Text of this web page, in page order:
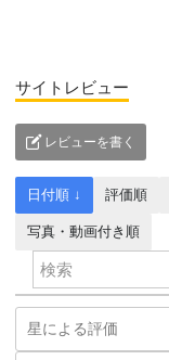
サイトレビュー
レビューを書く
日付順 ↓ 評価順
写真・動画付き順